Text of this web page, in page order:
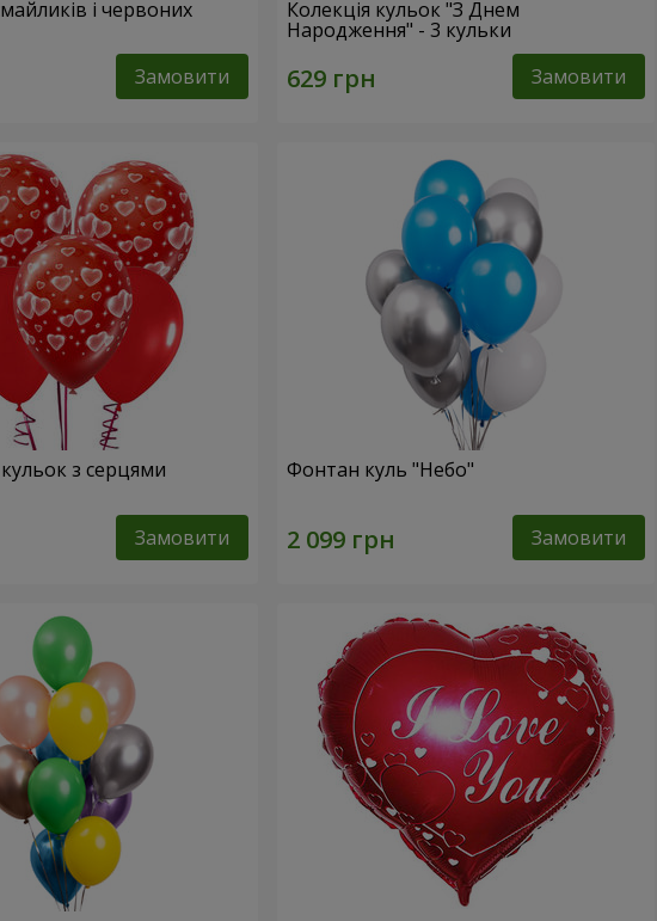
і червоних
Замовити
Колекція кульок "З Днем
Народження" - 3 кульки
Замовити
з серцями
Замовити
Фонтан куль "Небо"
Замовити